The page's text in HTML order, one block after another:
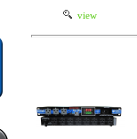
view